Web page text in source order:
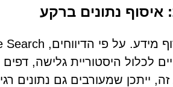
איסוף נתונים ברקע
לכלול היסטוריית גלישה, דפים
ייתכן שמעורבים גם נתונים